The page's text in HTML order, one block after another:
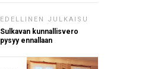
EDELLINEN JULKAISU
Sulkavan kunnallisvero
pysyy ennallaan